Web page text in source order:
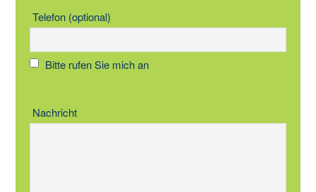
Telefon (optional)
Bitte rufen Sie mich an
Nachricht